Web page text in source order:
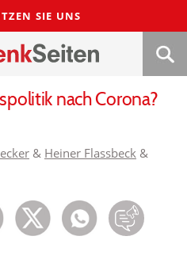
SIE UNS
nach Corona?
& Heiner Flassbeck &